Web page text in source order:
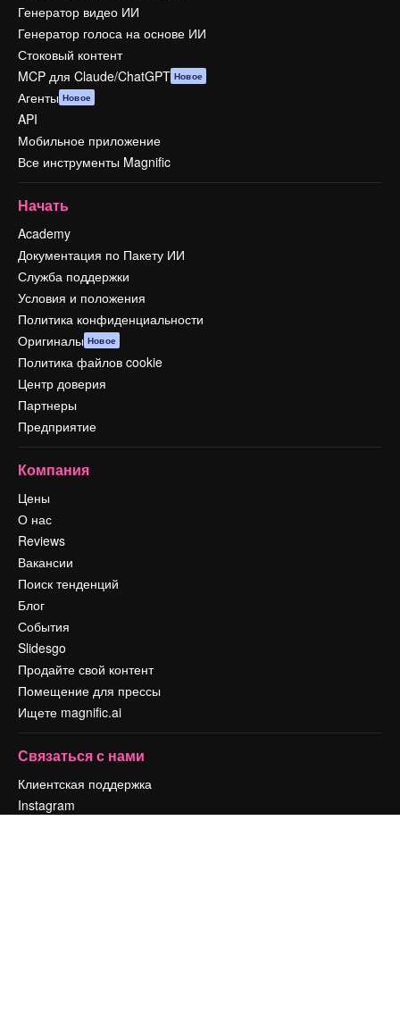
Генератор видео ИИ
Генератор голоса на основе ИИ
Стоковый контент
MCP для Claude/ChatGPT Новое
Агенты Новое
API
Мобильное приложение
Все инструменты Magnific
Начать
Academy
Документация по Пакету ИИ
Служба поддержки
Условия и положения
Политика конфиденциальности
Оригиналы Новое
Политика файлов cookie
Центр доверия
Партнеры
Предприятие
Компания
Цены
О нас
Reviews
Вакансии
Поиск тенденций
Блог
События
Slidesgo
Продайте свой контент
Помещение для прессы
Ищете magnific.ai
Связаться с нами
Клиентская поддержка
Instagram